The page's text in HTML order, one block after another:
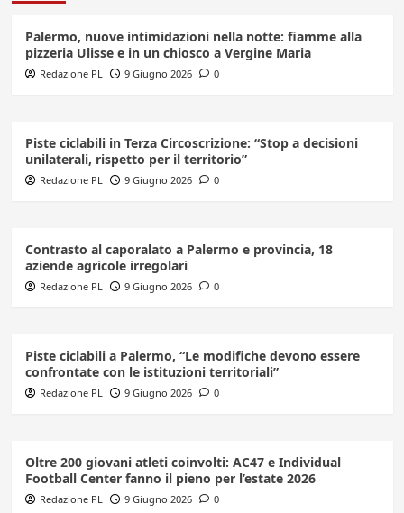
Palermo, nuove intimidazioni nella notte: fiamme alla
pizzeria Ulisse e in un chiosco a Vergine Maria
Redazione PL 9 Giugno 2026 0
Piste ciclabili in Terza Circoscrizione: “Stop a decisioni
unilaterali, rispetto per il territorio”
Redazione PL 9 Giugno 2026 0
Contrasto al caporalato a Palermo e provincia, 18
aziende agricole irregolari
Redazione PL 9 Giugno 2026 0
Piste ciclabili a Palermo, “Le modifiche devono essere
confrontate con le istituzioni territoriali”
Redazione PL 9 Giugno 2026 0
Oltre 200 giovani atleti coinvolti: AC47 e Individual
Football Center fanno il pieno per l’estate 2026
Redazione PL 9 Giugno 2026 0